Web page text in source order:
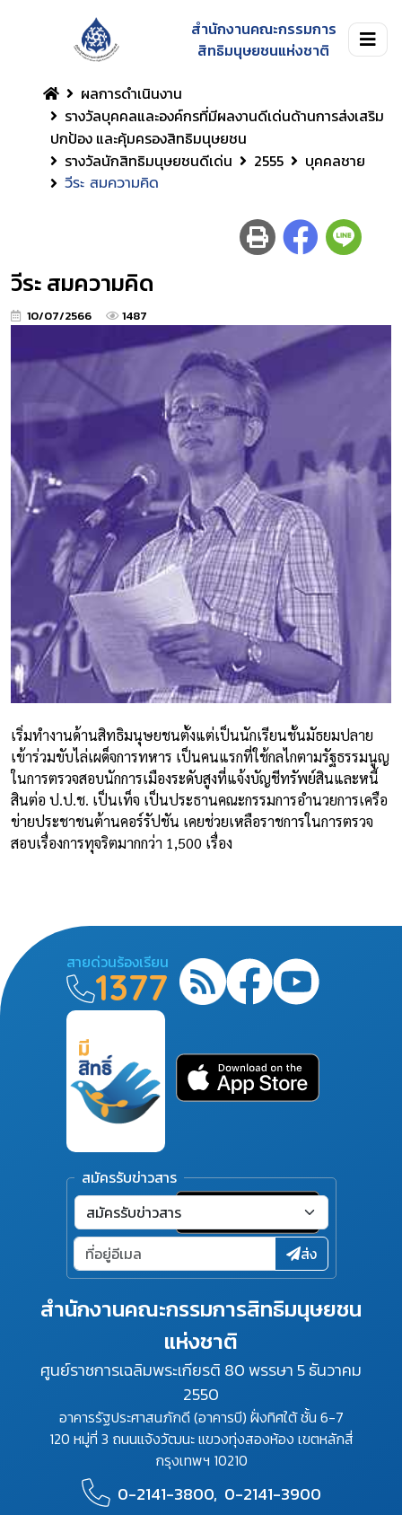
สำนักงานคณะกรรมการ
สิทธิมนุษยชนแห่งชาติ
ผลการดำเนินงาน
รางวัลบุคคลและองค์กรที่มีผลงานดีเด่นด้านการส่งเสริม
ปกป้อง และคุ้มครองสิทธิมนุษยชน
รางวัลนักสิทธิมนุษยชนดีเด่น
2555
บุคคลชาย
วีระ สมความคิด
วีระ สมความคิด
10/07/2566 1487
เริ่มทำงานด้านสิทธิมนุษยชนตั้งแต่เป็นนักเรียนชั้นมัธยมปลาย
เข้าร่วมขับไล่เผด็จการทหาร เป็นคนแรกที่ใช้กลไกตามรัฐธรรมนูญ
ในการตรวจสอบนักการเมืองระดับสูงที่แจ้งบัญชีทรัพย์สินและหนี้
สินต่อ ป.ป.ช. เป็นเท็จ เป็นประธานคณะกรรมการอำนวยการเครือ
ข่ายประชาชนต้านคอร์รัปชัน เคยช่วยเหลือราชการในการตรวจ
สอบเรื่องการทุจริตมากกว่า 1,500 เรื่อง
สำนักงานคณะกรรมการสิทธิมนุษยชน
แห่งชาติ
ศูนย์ราชการเฉลิมพระเกียรติ 80 พรรษา 5 ธันวาคม
2550
อาคารรัฐประศาสนภักดี (อาคารบี) ฝั่งทิศใต้ ชั้น 6-7
120 หมู่ที่ 3 ถนนแจ้งวัฒนะ แขวงทุ่งสองห้อง เขตหลักสี่
กรุงเทพฯ 10210
0-2141-3800, 0-2141-3900
สายด่วนร้องเรียน
1377
สมัครรับข่าวสาร
ส่ง